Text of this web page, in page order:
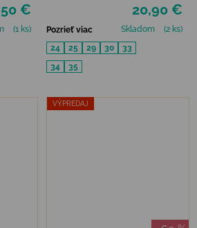
€
(1 ks)
20,90 €
Pozrieť viac Skladom
(2 ks)
24
25 29 30
33
34
35
VÝPREDAJ